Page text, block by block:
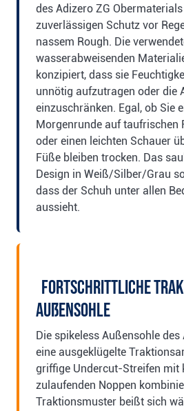
des Adizero ZG
zuverlässigen Schutz vor
nassem Rough. Die
wasserabweisenden
konzipiert, dass sie
unnötig aufzutragen oder die
einzuschränken. Egal, ob Sie
Morgenrunde auf taufrischen
oder einen leichten Schauer
Füße bleiben trocken. Das
Design in Weiß/Silber/Grau
dass der Schuh unter allen
aussieht.
Fortschrittliche
Außensohle
Die spikeless Außensohle
eine ausgeklügelte
griffige Undercut-Streifen mit
zulaufenden Noppen
Traktionsmuster beißt sich